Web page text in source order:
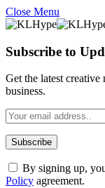
Close Menu
Subscribe to
Get the latest
business.
By signing up,
Policy agreement.